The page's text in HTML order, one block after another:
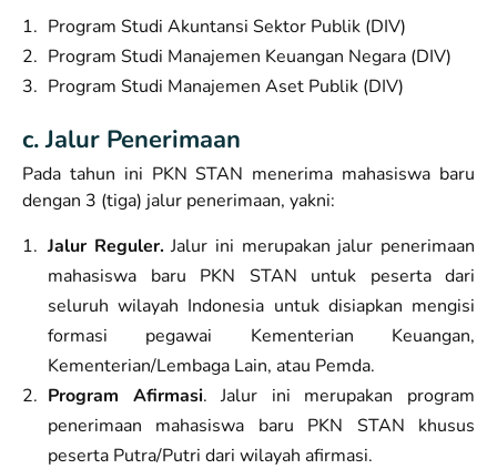
Program Studi Akuntansi Sektor Publik (DIV)
Program Studi Manajemen Keuangan Negara (DIV)
Program Studi Manajemen Aset Publik (DIV)
c. Jalur Penerimaan
Pada tahun ini PKN STAN menerima mahasiswa baru
dengan 3 (tiga) jalur penerimaan, yakni:
Jalur Reguler.Jalur ini merupakan jalur penerimaan
mahasiswa baru PKN STAN untuk peserta dari
seluruh wilayah Indonesia untuk disiapkan mengisi
formasi pegawai Kementerian Keuangan,
Kementerian/Lembaga Lain, atau Pemda.
Program Afirmasi. Jalur ini merupakan program
penerimaan mahasiswa baru PKN STAN khusus
peserta Putra/Putri dari wilayah afirmasi.